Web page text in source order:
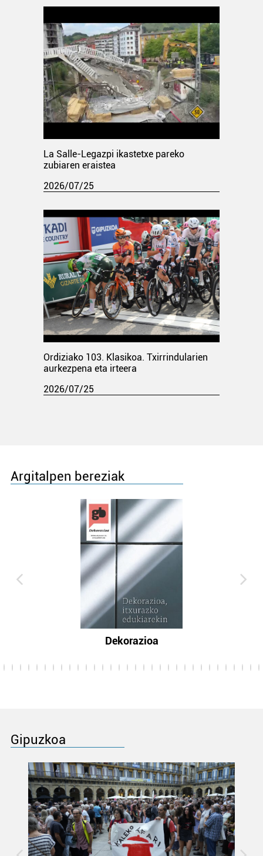
La Salle-Legazpi ikastetxe pareko
zubiaren eraistea
2026/07/25
Ordiziako 103. Klasikoa. Txirrindularien
aurkezpena eta irteera
2026/07/25
Argitalpen bereziak
Dekorazioa
Gipuzkoa